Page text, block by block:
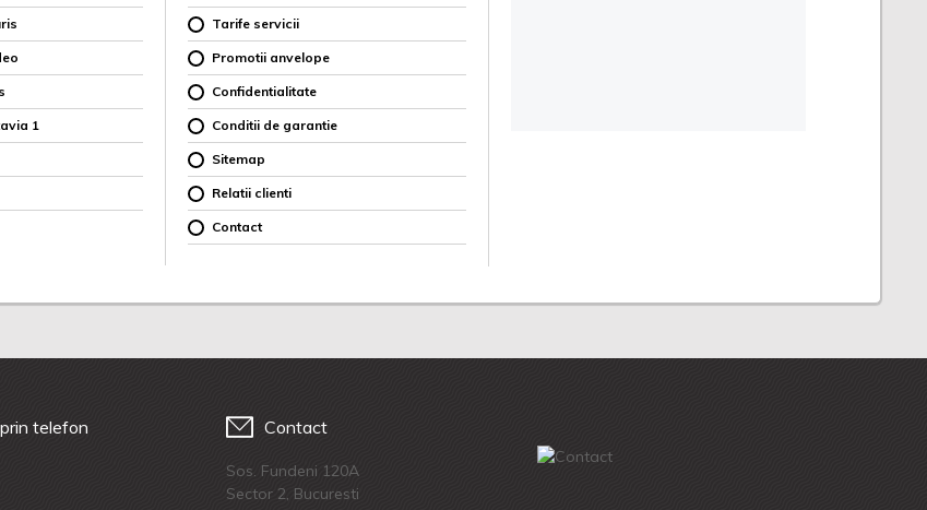
1
Tarife servicii
Promotii anvelope
Confidentialitate
Conditii de garantie
Sitemap
Relatii clienti
Contact
telefon Contact
Sos. Fundeni 120A
Sector 2, Bucuresti